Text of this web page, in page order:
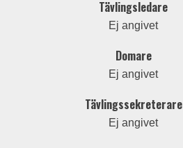
Tävlingsledare
Ej angivet
Domare
Ej angivet
Tävlingssekreterare
Ej angivet